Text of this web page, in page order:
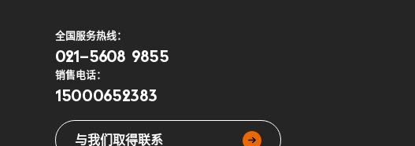
全国服务热线：
021-5608 9855
销售电话：
15000652383
与我们取得联系